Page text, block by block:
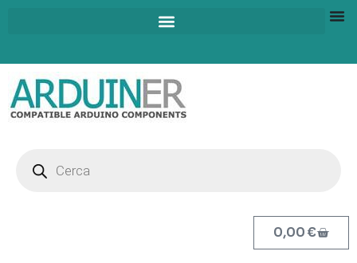
0,00€